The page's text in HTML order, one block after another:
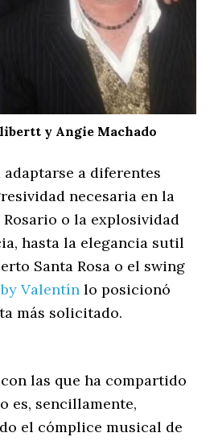
y Angie Machado
a diferentes
necesaria en la
o la explosividad
hasta la elegancia sutil
Santa Rosa o el swing
Valentín lo posicionó
más solicitado.
las que ha compartido
es, sencillamente,
el cómplice musical de